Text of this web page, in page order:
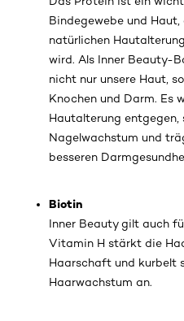
Bindegewebe und Haut,
natürlichen
wird. Als Inner Beauty-
nicht nur unsere Haut,
Knochen und Darm. Es
Hautalterung
Nagelwachstum und
besseren
Biotin
Inner Beauty gilt auch
Vitamin H stärkt die
Haarschaft und kurbelt
Haarwachstum an.